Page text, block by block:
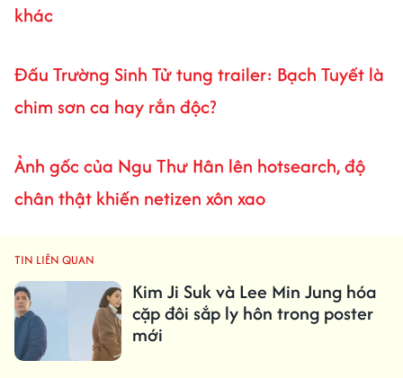
khác
Đấu Trường Sinh Tử tung trailer: Bạch Tuyết là
chim sơn ca hay rắn độc?
Ảnh gốc của Ngu Thư Hân lên hotsearch, độ
chân thật khiến netizen xôn xao
TIN LIÊN QUAN
Kim Ji Suk và Lee Min Jung hóa
cặp đôi sắp ly hôn trong poster
mới